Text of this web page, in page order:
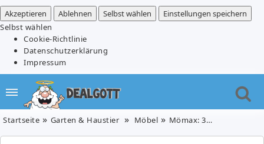
Akzeptieren
Ablehnen Selbst wählen
Einstellungen speichern
Selbst wählen
Cookie-Richtlinie
Datenschutzerklärung
Impressum
Startseite Garten & Haustier Möbel Mömax: 30% Rabatt auf (fast) alle Gartenmöbel